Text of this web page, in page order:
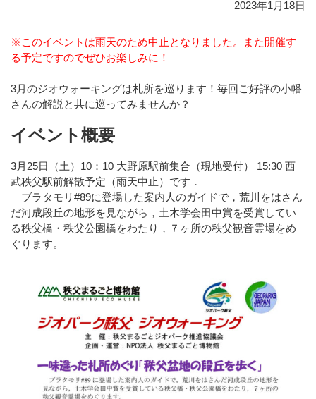
2023年1月18日
※このイベントは雨天のため中止となりました。また開催す
る予定ですのでぜひお楽しみに！
3月のジオウォーキングは札所を巡ります！毎回ご好評の小幡
さんの解説と共に巡ってみませんか？
イベント概要
3月25日（土） 10：10 大野原駅前集合（現地受付） 15:30 西
武秩父駅前解散予定 （雨天中止）です．
ブラタモリ#89に登場した案内人のガイドで，荒川をはさん
だ河成段丘の地形を見ながら，土木学会田中賞を受賞してい
る秩父橋・秩父公園橋をわたり，７ヶ所の秩父観音霊場をめ
ぐります。